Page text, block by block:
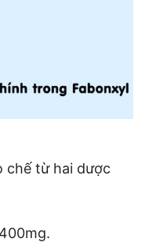
chế từ hai dược